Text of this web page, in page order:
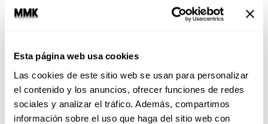
Esta página web usa cookies
Las cookies de este sitio web se usan para personalizar
el contenido y los anuncios, ofrecer funciones de redes
sociales y analizar el tráfico. Además, compartimos
información sobre el uso que haga del sitio web con
comparto contenido para ti
https://bit.ly/3C9Eakt.
Transforma tu mente,